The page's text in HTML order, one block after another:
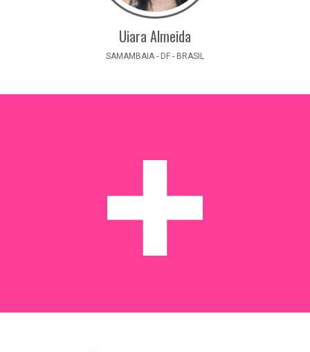
Uiara Almeida
SAMAMBAIA - DF - BRASIL